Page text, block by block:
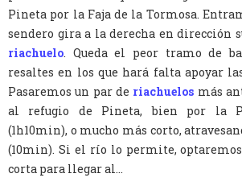
Pineta por la Faja de la Tormosa.
sendero gira a la derecha en dirección
riachuelo. Queda el peor tramo de
resaltes en los que hará falta apoyar
Pasaremos un par de riachuelos más
al refugio de Pineta, bien por la
(1h10min), o mucho más corto,
(10min). Si el río lo permite,
corta para llegar al...